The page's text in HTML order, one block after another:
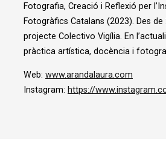
Fotografia, Creació i Reflexió per
Fotogràfics Catalans (2023). Des de
projecte Colectivo Vigília. En
pràctica artística, docència i
Web: www.arandalaura.com
Instagram: https://